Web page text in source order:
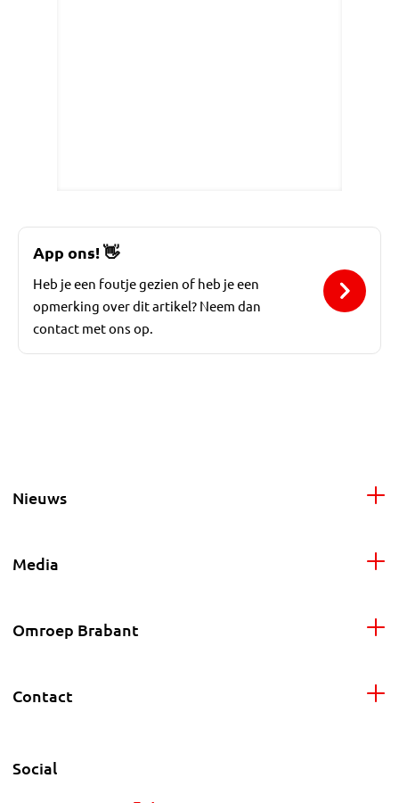
App ons!👋
Heb je een foutje gezien of heb je een
opmerking over dit artikel? Neem dan
contact met ons op.
Nieuws
Media
Omroep Brabant
Contact
Social